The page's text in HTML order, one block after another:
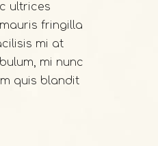
ultrices
fringilla
mi at
mi nunc
quis blandit